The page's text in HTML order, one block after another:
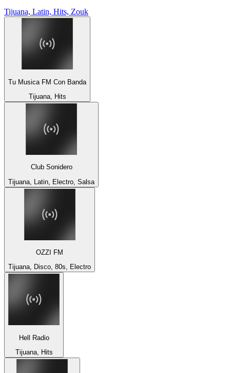
Tijuana, Latin, Hits, Zouk
Tu Musica FM Con Banda
Tijuana, Hits
Club Sonidero
Tijuana, Latin, Electro, Salsa
OZZI FM
Tijuana, Disco, 80s, Electro
Hell Radio
Tijuana, Hits